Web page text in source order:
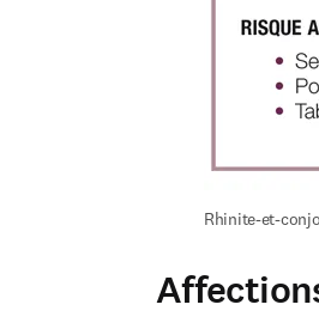
Rhinite-et-